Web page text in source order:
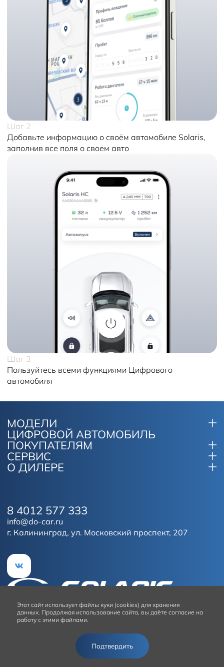
Шаг 2
Добавьте информацию о своём автомобиле Solaris,
заполнив все поля о своем авто
Шаг 3
Пользуйтесь всеми функциями Цифрового
автомобиля
МОДЕЛИ
ЦИФРОВОЙ АВТОМОБИЛЬ
ПОКУПАТЕЛЯМ
СЕРВИС
О ДИЛЕРЕ
г. Калининград, ул. Московский проспект, 207
8 4012 577 333
info@do-car.ru
Условия использования сайта
Этот сайт использует файлы куки (cookies) для хранения
данных. Продолжая использование сайта, вы даёте согласие на
работу с этими файлами.
Подтвердить